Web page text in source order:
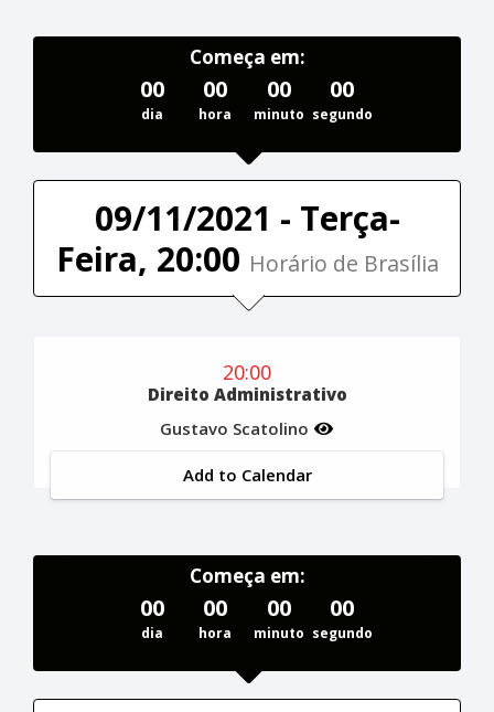
Começa em:
00
dia
00
hora
00
minuto
00
segundo
09/11/2021 - Terça-
Feira, 20:00 Horário de Brasília
20:00
Direito Administrativo
Gustavo Scatolino
Add to Calendar
Começa em:
00
dia
00
hora
00
minuto
00
segundo